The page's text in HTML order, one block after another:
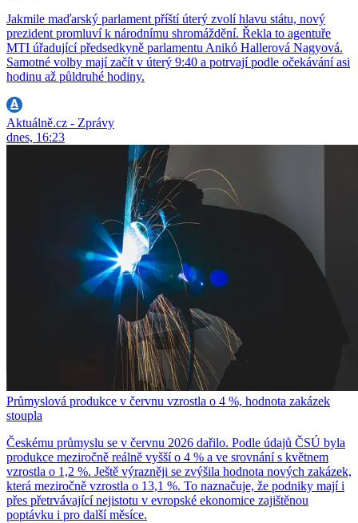
Jakmile maďarský parlament příští úterý zvolí hlavu státu, nový
prezident promluví k národnímu shromáždění. Řekla to agentuře
MTI úřadující předsedkyně parlamentu Anikó Hallerová Nagyová.
Samotné volby mají začít v úterý 9:40 a potrvají podle očekávání asi
hodinu až půldruhé hodiny.
Aktuálně.cz - Zprávy
dnes, 16:23
Průmyslová produkce v červnu vzrostla o 4 %, hodnota zakázek
stoupla
Českému průmyslu se v červnu 2026 dařilo. Podle údajů ČSÚ byla
produkce meziročně reálně vyšší o 4 % a ve srovnání s květnem
vzrostla o 1,2 %. Ještě výrazněji se zvýšila hodnota nových zakázek,
která meziročně vzrostla o 13,1 %. To naznačuje, že podniky mají i
přes přetrvávající nejistotu v evropské ekonomice zajištěnou
poptávku i pro další měsíce.